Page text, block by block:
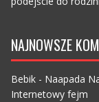
NAJNOWSZE
Bebik- Naapada
Internetowy fejm